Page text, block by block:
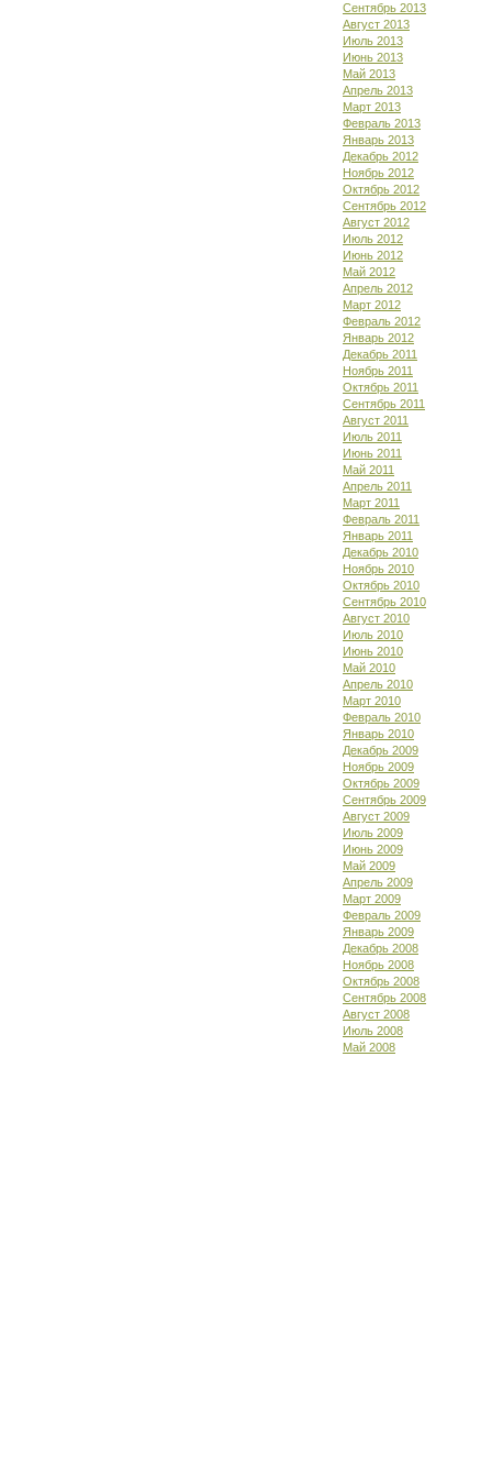
Сентябрь 2013
Август 2013
Июль 2013
Июнь 2013
Май 2013
Апрель 2013
Март 2013
Февраль 2013
Январь 2013
Декабрь 2012
Ноябрь 2012
Октябрь 2012
Сентябрь 2012
Август 2012
Июль 2012
Июнь 2012
Май 2012
Апрель 2012
Март 2012
Февраль 2012
Январь 2012
Декабрь 2011
Ноябрь 2011
Октябрь 2011
Сентябрь 2011
Август 2011
Июль 2011
Июнь 2011
Май 2011
Апрель 2011
Март 2011
Февраль 2011
Январь 2011
Декабрь 2010
Ноябрь 2010
Октябрь 2010
Сентябрь 2010
Август 2010
Июль 2010
Июнь 2010
Май 2010
Апрель 2010
Март 2010
Февраль 2010
Январь 2010
Декабрь 2009
Ноябрь 2009
Октябрь 2009
Сентябрь 2009
Август 2009
Июль 2009
Июнь 2009
Май 2009
Апрель 2009
Март 2009
Февраль 2009
Январь 2009
Декабрь 2008
Ноябрь 2008
Октябрь 2008
Сентябрь 2008
Август 2008
Июль 2008
Май 2008